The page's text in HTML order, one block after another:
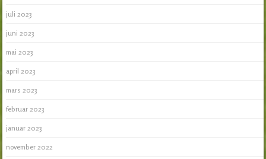
juli 2023
juni 2023
mai 2023
april 2023
mars 2023
februar 2023
januar 2023
november 2022